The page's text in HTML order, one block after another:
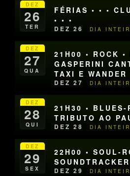
DEZ
26
TER
FÉRIAS • • •
• • •
DEZ 26 DIA
DEZ
27
QUA
21H00 • ROCK •
GASPERINI
TAXI E WANDER
DEZ 27 DIA
DEZ
28
QUI
21H30 • BLUES-
TRIBUTO AO
DEZ 28 DIA
DEZ
29
SEX
22H00 • SOUL-
DEZ 29 DIA